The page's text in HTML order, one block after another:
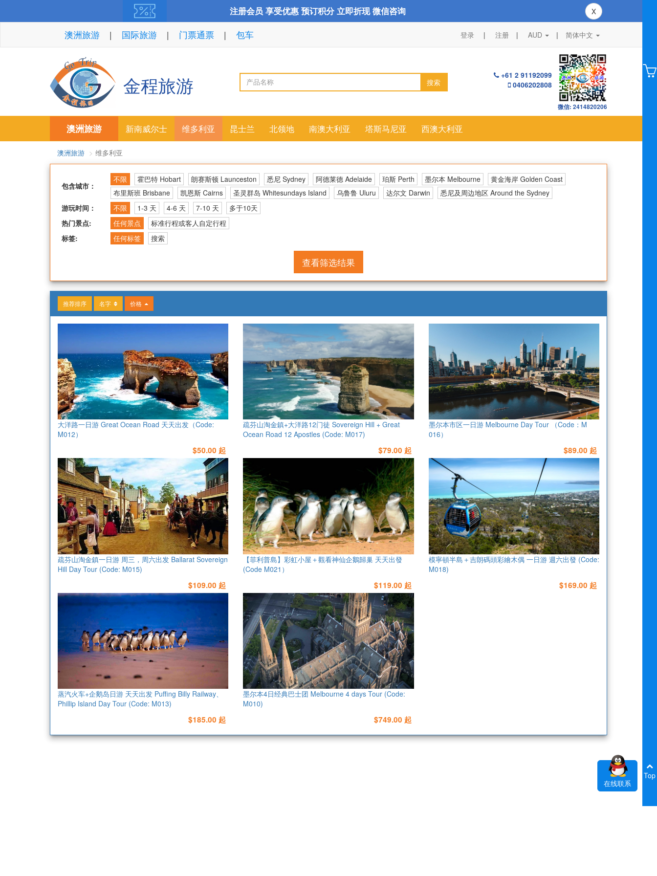
注册会员 享受优惠 预订积分 立即折现 微信咨询 X
澳洲旅游 国际旅游 门票通票 包车 登录 注册 AUD | 简体中文
金程旅游 搜索
+61 2 91192099
0406202808
微信: 2414820206
澳洲旅游 新南威尔士 维多利亚 昆士兰 北领地 南澳大利亚 塔斯马尼亚 西澳大利亚
澳洲旅游 维多利亚
包含城市：
不限 霍巴特 Hobart 朗赛斯顿 Launceston 悉尼 Sydney 阿德莱德 Adelaide 珀斯 Perth 墨尔本 Melbourne
黄金海岸 Golden Coast
布里斯班 Brisbane
凯恩斯 Cairns 圣灵群岛 Whitesundays Island 乌鲁鲁 Uluru 达尔文 Darwin
悉尼及周边地区 Around the Sydney
游玩时间：
不限 1-3 天 4-6 天 7-10 天
多于10天
热门景点:
任何景点
标准行程或客人自定行程
标签:
任何标签 搜索
查看筛选结果
推荐排序 名字 价格
大洋路一日游 Great Ocean Road 天天出发（Code:
M012）
$50.00 起
疏芬山淘金鎮+大洋路12门徒 Sovereign Hill + Great
Ocean Road 12 Apostles (Code: M017)
$79.00 起
墨尔本市区一日游 Melbourne Day Tour （Code：M
016）
$89.00 起
疏芬山淘金鎮一日游 周三，周六出发 Ballarat Sovereign
Hill Day Tour (Code: M015)
$109.00 起
【菲利普島】彩虹小屋＋觀看神仙企鵝歸巢 天天出發
(Code M021）
$119.00 起
模寧頓半島＋吉朗碼頭彩繪木偶 一日游 週六出發 (Code:
M018)
$169.00 起
蒸汽火车+企鹅岛日游 天天出发 Puffing Billy Railway、
Phillip Island Day Tour (Code: M013)
$185.00 起
墨尔本4日经典巴士团 Melbourne 4 days Tour (Code:
M010)
$749.00 起
在线联系
Top